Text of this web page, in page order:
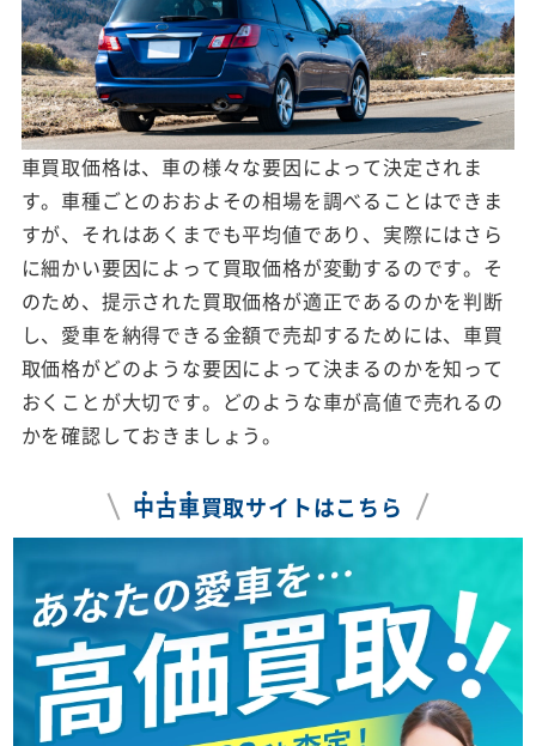
車買取価格は、車の様々な要因によって決定されま
す。車種ごとのおおよその相場を調べることはできま
すが、それはあくまでも平均値であり、実際にはさら
に細かい要因によって買取価格が変動するのです。そ
のため、提示された買取価格が適正であるのかを判断
し、愛車を納得できる金額で売却するためには、車買
取価格がどのような要因によって決まるのかを知って
おくことが大切です。どのような車が高値で売れるの
かを確認しておきましょう。
中古車買取サイトはこちら